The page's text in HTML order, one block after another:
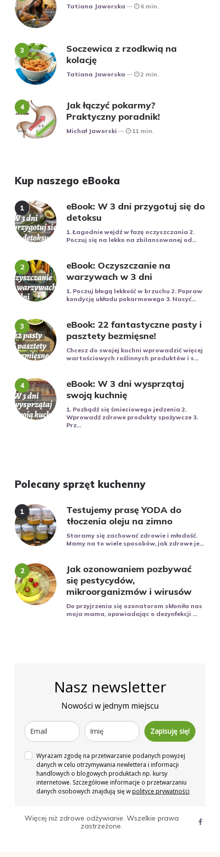
Posted
Tatiana Jaworska 6 min.
Soczewica z rzodkwią na
kolację
Posted
Tatiana Jaworska 2 min.
Jak łączyć pokarmy?
Praktyczny poradnik!
Posted
Michał Jaworski 11 min.
Kup naszego eBooka
eBook: W 3 dni przygotuj się do
detoksu
1. Łagodnie wejdź w fazę oczyszczania 2.
Poczuj się na lekko na zbilansowanej od...
eBook: Oczyszczanie na
warzywach w 3 dni
1. Poczuj błogą lekkość w brzuchu 2. Popraw
kondycję układu pokarmowego 3. Nasyć...
eBook: 22 fantastyczne pasty i
pasztety bezmięsne!
Chcesz do swojej kuchni wprowadzić więcej
wartościowych roślinnych produktów i s...
eBook: W 3 dni wysprzątaj
swoją kuchnię
1. Pozbądź się śmieciowego jedzenia 2.
Wprowadź zdrowe produkty spożywcze 3.
Prz...
Polecany sprzęt kuchenny
Testujemy prasę YODA do
tłoczenia oleju na zimno
Staramy się zachować zdrowie i młodość.
Mamy na to wiele sposobów, jak zdrowe je...
Jak ozonowaniem pozbywać
się pestycydów,
mikroorganizmów i wirusów
Do przyjrzenia się ozonatorom skłoniła nas
moja mama, opowiadając o dezynfekcji ...
Nasz newsletter
Nowości w jednym miejscu
Zapisuję się!
Wyrażam zgodę na przetwarzanie podanych powyżej
danych w celu otrzymywania newlettera i informacji
handlowych o blogowych produktach np. kursy
internetowe. Szczegółowe informacje o przetwarzaniu
danych osobowych znajdują się wpolityce prywatności
Więcej niż zdrowe odżywianie. Wszelkie prawa
zastrzeżone.